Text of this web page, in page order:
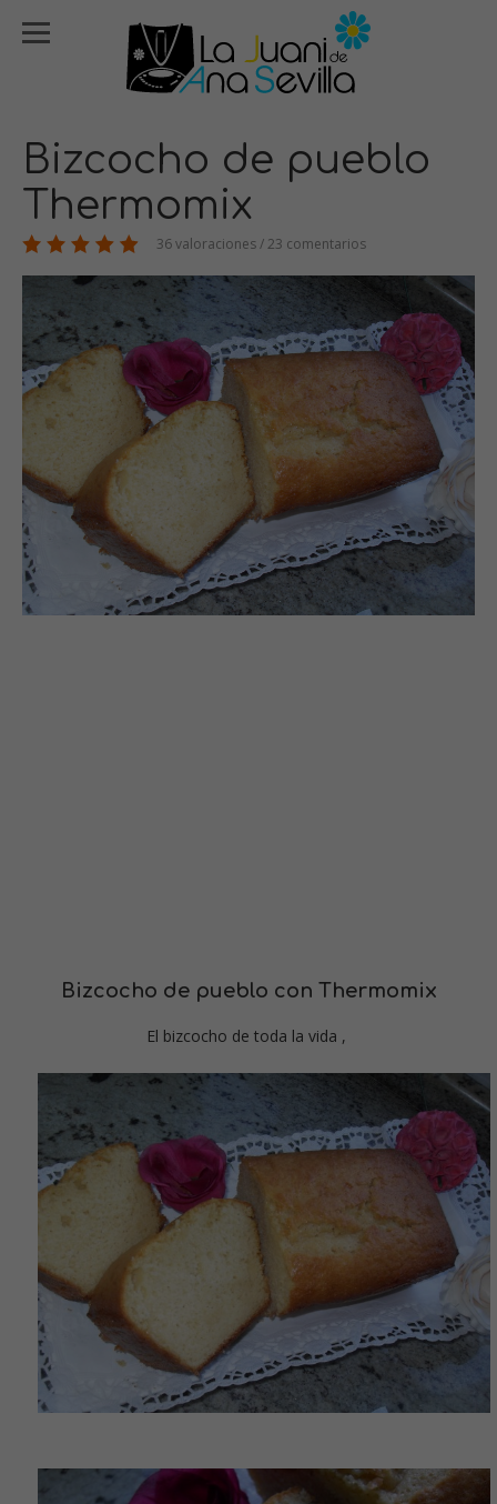
Bizcocho de pueblo
Thermomix
36 valoraciones / 23 comentarios
Bizcocho de pueblo con Thermomix
El bizcocho de toda la vida ,